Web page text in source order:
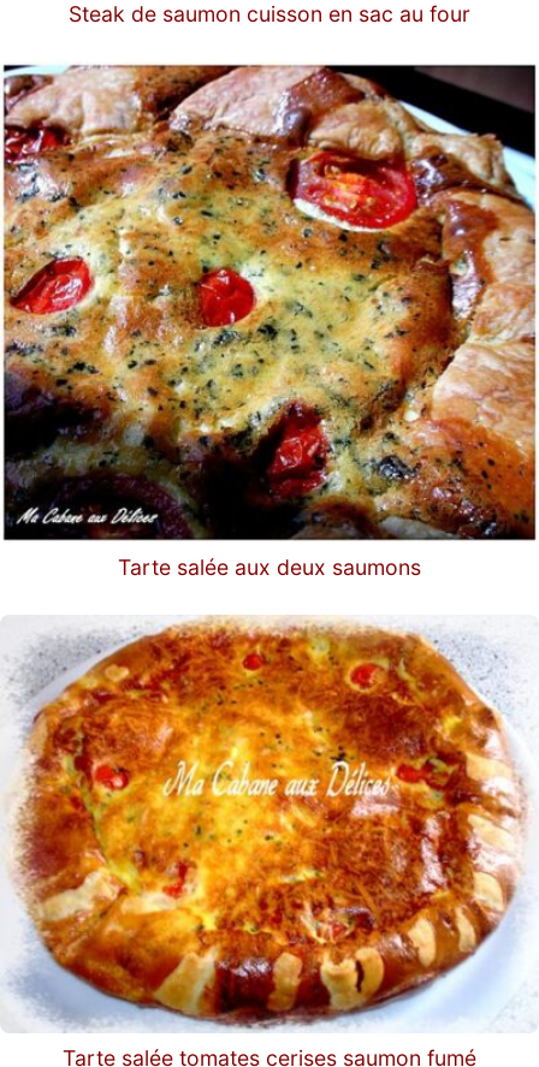
Steak de saumon cuisson en sac au four
Tarte salée aux deux saumons
Tarte salée tomates cerises saumon fumé